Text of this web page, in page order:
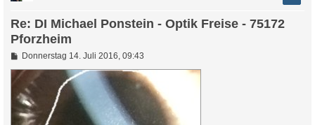
Re: DI Michael Ponstein - Optik Freise - 75172
Pforzheim
B
i
r
a
g
Donnerstag 14. Juli 2016, 09:43